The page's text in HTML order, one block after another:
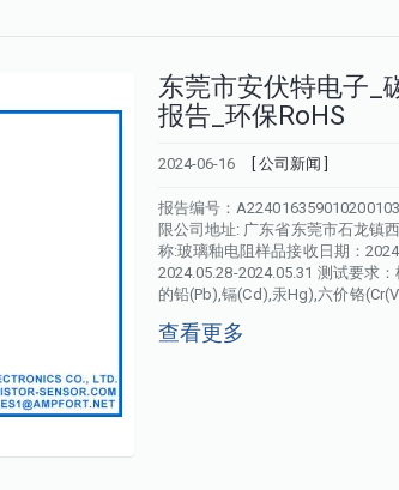
东莞市安伏特电子_
报告_环保RoHS
2024-06-16 [ 公司新闻 ]
报告编号：
限公司地址: 广东省东莞市石龙镇
称:玻璃釉电阻样品接收日期：
2024.05.28-2024.05.31 测试要求
的铅(Pb),镉(Cd),汞Hg),六价铬
查看更多